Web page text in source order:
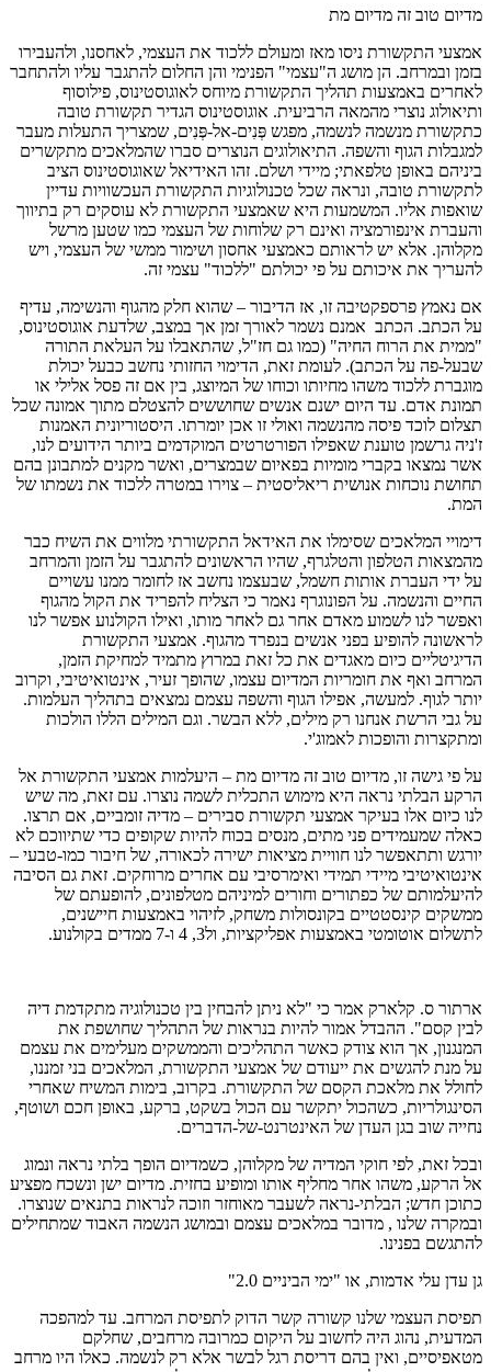
מדיום טוב זה מדיום מת
אמצעי התקשורת ניסו מאז ומעולם ללכוד את העצמי, לאחסנו, ולהעבירו
בזמן ובמרחב. הן מושג ה"עצמי" הפנימי והן החלום להתגבר עליו ולהתחבר
לאחרים באמצעות תהליך התקשורת מיוחס לאוגוסטינוס, פילוסוף
ותיאולוג נוצרי מהמאה הרביעית. אוגוסטינוס הגדיר תקשורת טובה
כתקשורת מנשמה לנשמה, מפגש פְּנִים-אל-פְּנִים, שמצריך התעלות מעבר
למגבלות הגוף והשפה. התיאולוגים הנוצרים סברו שהמלאכים מתקשרים
ביניהם באופן טלפאתי; מיידי ושלם. זהו האידיאל שאוגוסטינוס הציב
לתקשורת טובה, ונראה שכל טכנולוגיות התקשורת העכשוויות עדיין
שואפות אליו. המשמעות היא שאמצעי התקשורת לא עוסקים רק בתיווך
והעברת אינפורמציה ואינם רק שלוחות של העצמי כמו שטען מרשל
מקלוהן. אלא יש לראותם כאמצעי אחסון ושימור ממשי של העצמי, ויש
להעריך את איכותם על פי יכולתם "ללכוד" עצמי זה.
אם נאמץ פרספקטיבה זו, אז הדיבור – שהוא חלק מהגוף והנשימה, עדיף
על הכתב. הכתב אמנם נשמר לאורך זמן אך במצב, שלדעת אוגוסטינוס,
"ממית את הרוח החיה" (כמו גם חז"ל, שהתאבלו על העלאת התורה
שבעל-פה על הכתב). לעומת זאת, הדימוי החזותי נחשב כבעל יכולת
מוגברת ללכוד משהו מחיותו וכוחו של המיוצג, בין אם זה פסל אלילי או
תמונת אדם. עד היום ישנם אנשים שחוששים להצטלם מתוך אמונה שכל
תצלום לוכד פיסה מהנשמה ואולי זו אכן יומרתו. היסטוריונית האמנות
ז'ניה גרשמן טוענת שאפילו הפורטרטים המוקדמים ביותר הידועים לנו,
אשר נמצאו בקברי מומיות בפאיום שבמצרים, ואשר מקנים למתבונן בהם
תחושת נוכחות אנושית ריאליסטית – צוירו במטרה ללכוד את נשמתו של
המת.
דימויי המלאכים שסימלו את האידאל התקשורתי מלווים את השיח כבר
מהמצאות הטלפון והטלגרף, שהיו הראשונים להתגבר על הזמן והמרחב
על ידי העברת אותות חשמל, שבעצמו נחשב אז לחומר ממנו עשויים
החיים והנשמה. על הפונוגרף נאמר כי הצליח להפריד את הקול מהגוף
ואפשר לנו לשמוע מאדם אחר גם לאחר מותו, ואילו הקולנוע אפשר לנו
לראשונה להופיע בפני אנשים בנפרד מהגוף. אמצעי התקשורת
הדיגיטליים כיום מאגדים את כל זאת במרוץ מתמיד למחיקת הזמן,
המרחב ואף את חומריות המדיום עצמו, שהופך זעיר, אינטואיטיבי, וקרוב
יותר לגוף. למעשה, אפילו הגוף והשפה עצמם נמצאים בתהליך העלמות.
על גבי הרשת אנחנו רק מילים, ללא הבשר. וגם המילים הללו הולכות
ומתקצרות והופכות לאמוג'י.
על פי גישה זו, מדיום טוב זה מדיום מת – היעלמות אמצעי התקשורת אל
הרקע הבלתי נראה היא מימוש התכלית לשמה נוצרו. עם זאת, מה שיש
לנו כיום אלו בעיקר אמצעי תקשורת סבירים – מדיה זומביים, אם תרצו.
כאלה שמעמידים פני מתים, מנסים בכוח להיות שקופים כדי שתיווכם לא
יורגש ותתאפשר לנו חוויית מציאות ישירה לכאורה, של חיבור כמו-טבעי –
אינטואיטיבי מיידי תמידי ואימרסיבי עם אחרים מרוחקים. זאת גם הסיבה
להיעלמותם של כפתורים וחורים למיניהם מטלפונים, להופעתם של
ממשקים קינסטטיים בקונסולות משחק, לזיהוי באמצעות חיישנים,
לתשלום אוטומטי באמצעות אפליקציות, ול3, 4 ו-7 ממדים בקולנוע.
ארתור ס. קלארק אמר כי "לא ניתן להבחין בין טכנולוגיה מתקדמת דיה
לבין קסם". ההבדל אמור להיות בנראות של התהליך שחושפת את
המנגנון, אך הוא צודק כאשר התהליכים והממשקים מעלימים את עצמם
על מנת להגשים את ייעודם של אמצעי התקשורת, המלאכים בני זמננו,
לחולל את מלאכת הקסם של התקשורת. בקרוב, בימות המשיח שאחרי
הסינגולריות, כשהכול יתקשר עם הכול בשקט, ברקע, באופן חכם ושוטף,
נחייה שוב בגן העדן של האינטרנט-של-הדברים.
ובכל זאת, לפי חוקי המדיה של מקלוהן, כשמדיום הופך בלתי נראה ונמוג
אל הרקע, משהו אחר מחליף אותו ומופיע בחזית. מדיום ישן ונשכח מפציע
כתוכן חדש; הבלתי-נראה לשעבר מאוחזר וזוכה לנראות בתנאים שנוצרו.
ובמקרה שלנו , מדובר במלאכים עצמם ובמושג הנשמה האבוד שמתחילים
להתגשם בפנינו.
גן עדן עלי אדמות, או "ימי הביניים 2.0"
תפיסת העצמי שלנו קשורה קשר הדוק לתפיסת המרחב. עד למהפכה
המדעית, נהוג היה לחשוב על היקום כמרובה מרחבים, שחלקם
מטאפיסיים, ואין בהם דריסת רגל לבשר אלא רק לנשמה. כאלו היו מרחב